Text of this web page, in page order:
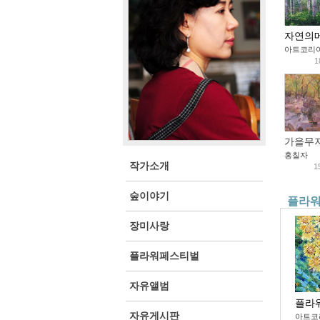
작가소개
숲이야기
장미사랑
플라워페스티벌
자유앨범
자유게시판
자연의
아트코리
가을무
홍칠자
플라
플라
아트